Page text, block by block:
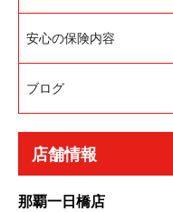
安心の保険内容
ブログ
店舗情報
那覇一日橋店